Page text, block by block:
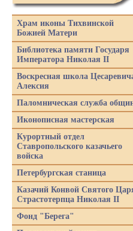
Храм иконы Тихвинской
Божией Матери
Библиотека памяти Государя
Императора Николая II
Воскресная школа
Алексия
Паломническая служба
Иконописная мастерская
Курортный отдел
Ставропольского казачьего
войска
Петербургская станица
Казачий Конвой Святого
Страстотерпца Николая II
Фонд "Берега"